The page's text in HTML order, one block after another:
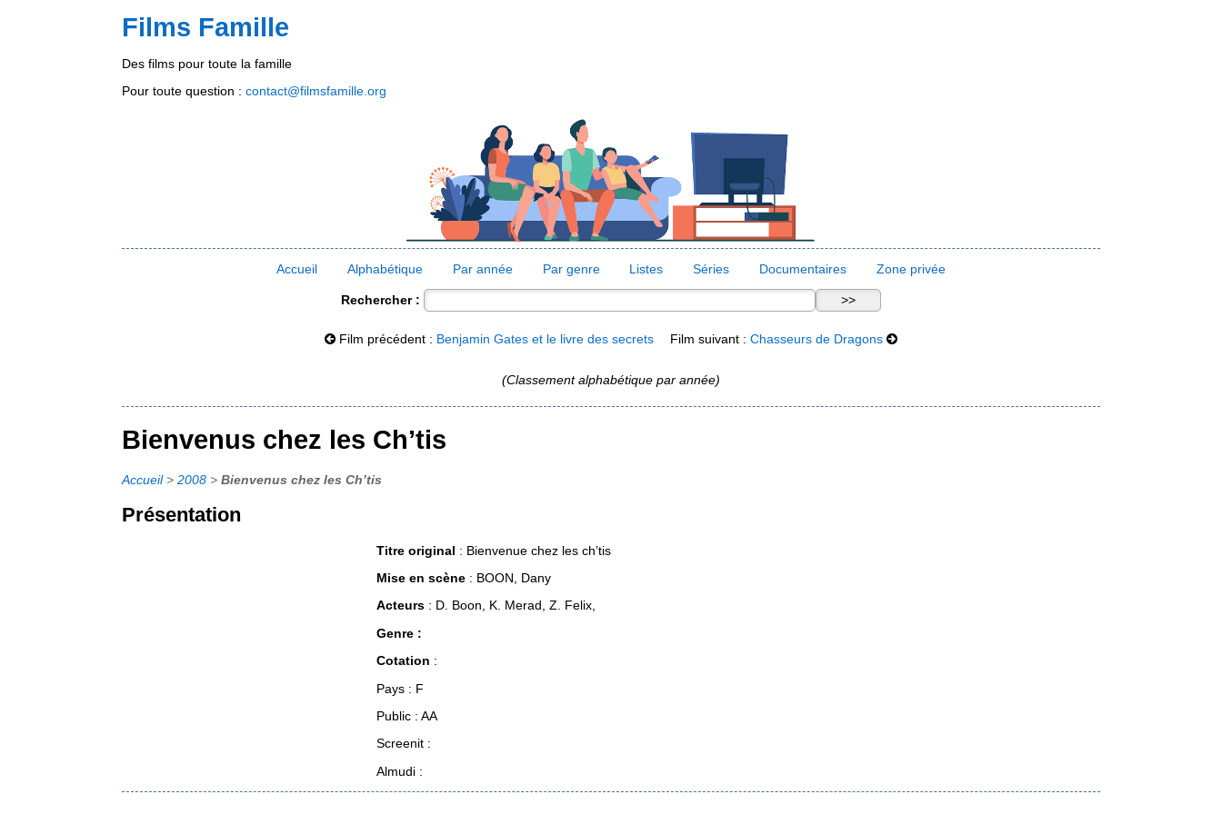
Films Famille
Des films pour toute la famille
Pour toute question :contact@filmsfamille.org
Accueil Alphabétique Par année Par genre Listes Séries Documentaires Zone privée
Rechercher :
Film précédent : Benjamin Gates et le livre des secrets Film suivant :Chasseurs de Dragons
(Classement alphabétique par année)
Bienvenus chez les Ch’tis
Accueil>2008 >Bienvenus chez les Ch’tis
Présentation
Titre original : Bienvenue chez les ch’tis
Mise en scène : BOON, Dany
Acteurs : D. Boon, K. Merad, Z. Felix,
Genre :
Cotation :
Pays : F
Public : AA
Screenit :
Almudi :